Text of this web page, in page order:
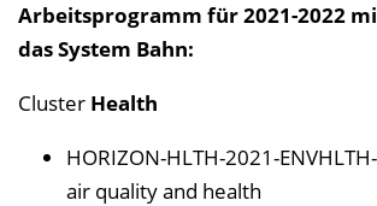
Arbeitsprogramm für 2021-2022
das System Bahn:
Cluster Health
HORIZON-HLTH-2021-
air quality and health